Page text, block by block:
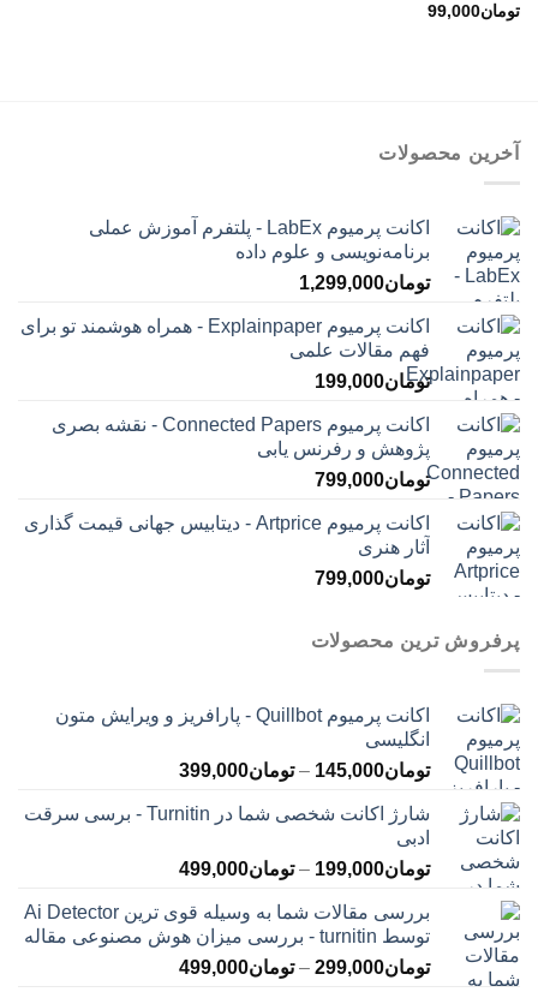
تومان99,000
آخرین محصولات
اکانت پرمیوم LabEx - پلتفرم آموزش عملی
برنامه‌نویسی و علوم داده
تومان1,299,000
اکانت پرمیوم Explainpaper - همراه هوشمند تو برای
فهم مقالات علمی
تومان199,000
اکانت پرمیوم Connected Papers - نقشه بصری
پژوهش و رفرنس یابی
تومان799,000
اکانت پرمیوم Artprice - دیتابیس جهانی قیمت ‌گذاری
آثار هنری
تومان799,000
پرفروش ترین محصولات
اکانت پرمیوم Quillbot - پارافریز و ویرایش متون
انگلیسی
تومان145,000
– تومان399,000محدوده
تومان145,000
تومان399,000
شارژ اکانت شخصی شما در Turnitin - برسی سرقت
ادبی
تومان199,000
– تومان499,000محدوده
تومان199,000
تا
تومان499,000
بررسی مقالات شما به وسیله قوی ترین Ai Detector
توسط turnitin - بررسی میزان هوش مصنوعی مقاله
تومان299,000
– تومان499,000محدوده